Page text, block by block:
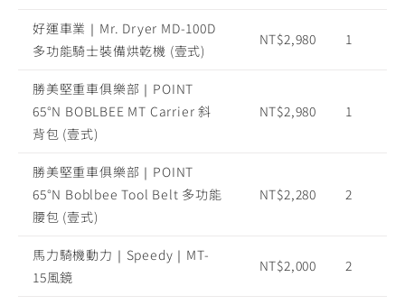
好運車業｜Mr. Dryer MD-100D
多功能騎士裝備烘乾機 (壹式)
NT$2,980 1
勝美堅重車俱樂部｜POINT
65°N BOBLBEE MT Carrier 斜
背包 (壹式)
NT$2,980 1
勝美堅重車俱樂部｜POINT
65°N Boblbee Tool Belt 多功能
腰包 (壹式)
NT$2,280 2
馬力騎機動力｜Speedy｜MT-
15風鏡
NT$2,000 2